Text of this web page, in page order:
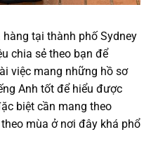
tại thành phố Sydney
chia sẻ theo bạn để
việc mang những hồ sơ
Anh tốt để hiểu được
biệt cần mang theo
mùa ở nơi đây khá phổ